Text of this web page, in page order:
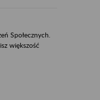
Społecznych.
większość